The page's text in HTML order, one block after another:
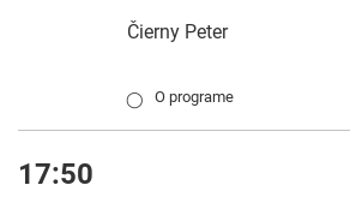
Čierny Peter
◯ O programe
17:50